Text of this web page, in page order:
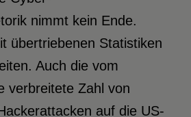
nimmt kein Ende.
übertriebenen Statistiken
Auch die vom
verbreitete Zahl von
auf die US-